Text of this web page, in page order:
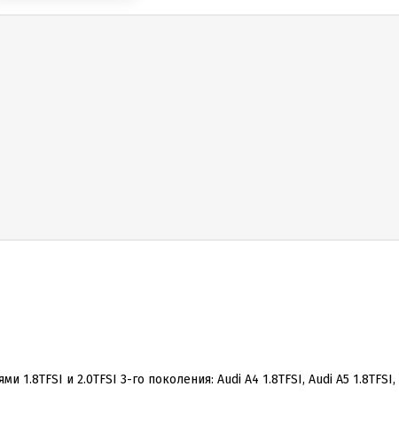
и 2.0TFSI 3-го поколения: Audi A4 1.8TFSI, Audi A5 1.8TFSI,